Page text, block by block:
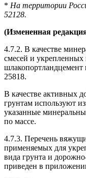
* На территории
52128.
(Измененная
4.7.2. В качестве
смесей и
25818.
В качестве активных
грунтам используют
указанные
по массе.
4.7.3. Перечень
применяемых для
вида грунта и
приведен в